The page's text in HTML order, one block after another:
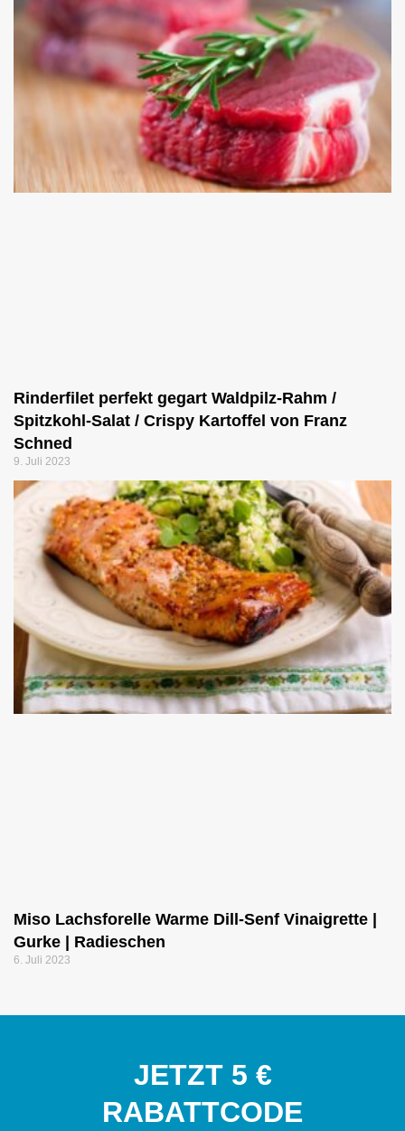
Rinderfilet perfekt gegart Waldpilz-Rahm /
Spitzkohl-Salat / Crispy Kartoffel von Franz
Schned
9. Juli 2023
Miso Lachsforelle Warme Dill-Senf Vinaigrette |
Gurke | Radieschen
6. Juli 2023
JETZT 5 €
RABATTCODE